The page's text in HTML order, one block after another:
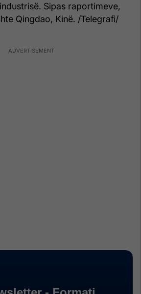
Sipas raportimeve,
Qingdao, Kinë. /Telegrafi/